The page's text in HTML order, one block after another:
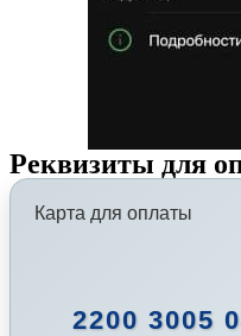
Реквизиты для
Карта для оплаты
2200 3005